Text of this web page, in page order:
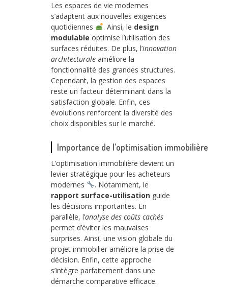
Les espaces de vie modernes
s’adaptent aux nouvelles exigences
quotidiennes
. Ainsi, le design
modulable optimise l’utilisation des
surfaces réduites. De plus, l’innovation
architecturale améliore la
fonctionnalité des grandes structures.
Cependant, la gestion des espaces
reste un facteur déterminant dans la
satisfaction globale. Enfin, ces
évolutions renforcent la diversité des
choix disponibles sur le marché.
Importance de l’optimisation immobilière
L’optimisation immobilière devient un
levier stratégique pour les acheteurs
modernes
. Notamment, le
rapport surface-utilisation guide
les décisions importantes. En
parallèle, l’analyse des coûts cachés
permet d’éviter les mauvaises
surprises. Ainsi, une vision globale du
projet immobilier améliore la prise de
décision. Enfin, cette approche
s’intègre parfaitement dans une
démarche comparative efficace.